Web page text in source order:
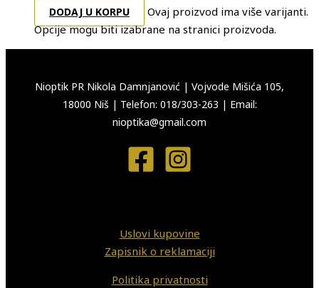
DODAJ U KORPU
Ovaj proizvod ima više varijanti.
Opcije mogu biti izabrane na stranici proizvoda.
Nioptik PR Nikola Damnjanović | Vojvode Mišića 105,
18000 Niš | Telefon: 018/303-263 | Email:
nioptika@gmail.com
Uslovi kupovine
Zapisnik o reklamaciji
Politika privatnosti